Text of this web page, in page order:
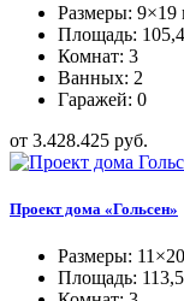
Размеры: 9×19
Площадь:
Комнат: 3
Ванных: 2
Гаражей: 0
от 3.428.425 руб.
Проект дома «Гольсен»
Размеры:
Площадь: